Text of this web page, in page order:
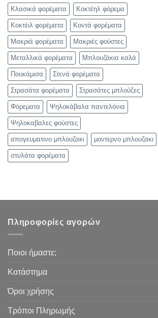
Κλασικά φορέματα Κοκτέηλ φόρεμα
Κοκτέιλ φορέματα Κοντά φορέματα
Μακριά φορέματα Μακριές φούστες
Μεταλλικά φορέματα Μπλουζάκια καλά
Πουκάμισα Στενά φορέματα
Στρασάτα φορέματα Στρασάτες μπλούζες
Φόρεματα Ψηλοκάβαλα παντελόνια
Ψηλοκαβαλες φούστες
απογευματινο μπλουζακι μοντερνο μπλουζακι
στυλάτα φορέματα
Πληροφορίες αγορών
Ποιοι ήμαστε;
Κατάστημα
Όροι χρήσης
Τρόποι Πληρωμής